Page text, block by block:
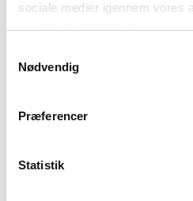
sociale medier igennem vores
Du kan læse mere om vores
"Detaljer" eller ved at klikke
Nødvendig
Præferencer
Statistik